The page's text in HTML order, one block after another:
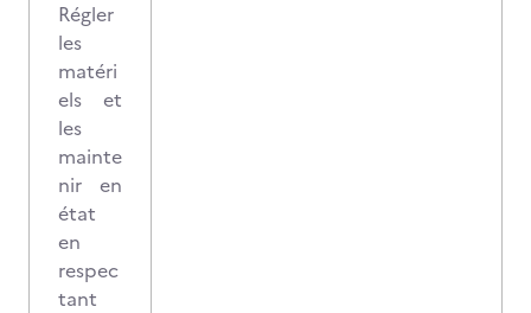
Régler
les
matéri
els et
les
mainte
nir en
état
en
respec
tant